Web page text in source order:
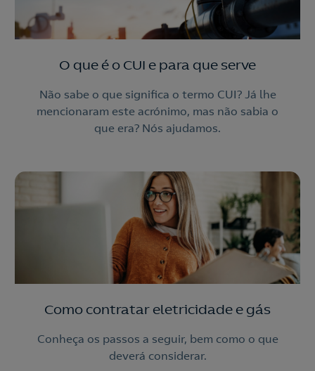
O que é o CUI e para que serve
Não sabe o que significa o termo CUI? Já lhe
mencionaram este acrónimo, mas não sabia o
que era? Nós ajudamos.
Como contratar eletricidade e gás
Conheça os passos a seguir, bem como o que
deverá considerar.